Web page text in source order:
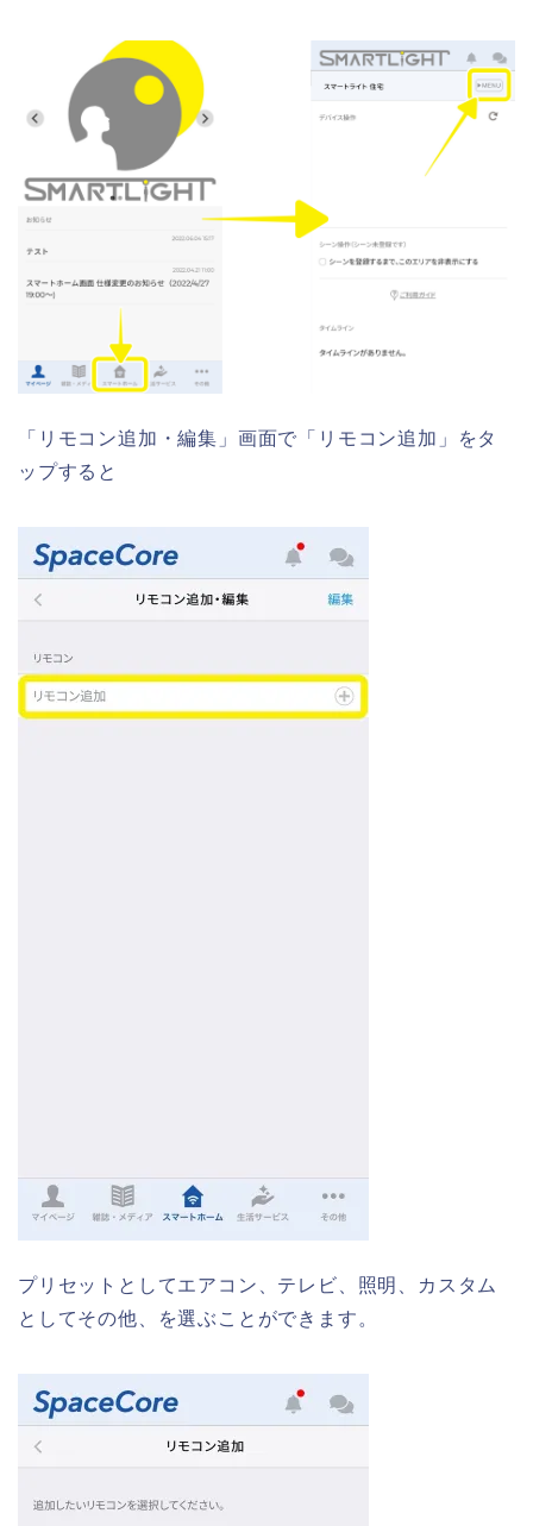
「リモコン追加・編集」画面で「リモコン追加」をタ
ップすると
プリセットとしてエアコン、テレビ、照明、カスタム
としてその他、を選ぶことができます。